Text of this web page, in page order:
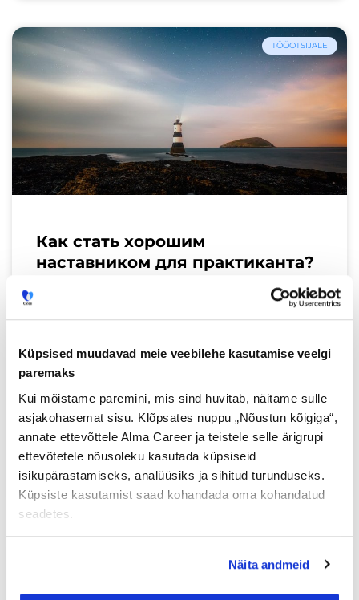
Küpsised muudavad meie veebilehe kasutamise veelgi
paremaks
Kui mõistame paremini, mis sind huvitab, näitame sulle
asjakohasemat sisu. Klõpsates nuppu „Nõustun kõigiga“,
annate ettevõttele Alma Career ja teistele selle ärigrupi
ettevõtetele nõusoleku kasutada küpsiseid
isikupärastamiseks, analüüsiks ja sihitud turunduseks.
Küpsiste kasutamist saad kohandada oma kohandatud
seadetes.
Näita andmeid
TÖÖOTSIJALE
Как стать хорошим
наставником для практиканта?
Процесс, в котором более
управлять менее опытным человеком,
называется наставничеством. Это
партнерство между двумя людьми для
обучения и развития. Это предполагает,
что
Loe lisaks »